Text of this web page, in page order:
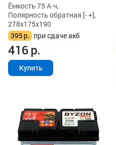
Ёмкость 75 А·ч,
Полярность обратная [- +],
278x175x190
395р. при сдаче акб
416р.
Купить